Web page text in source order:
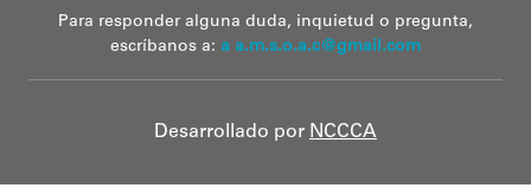
Para responder alguna duda, inquietud o pregunta,
escríbanos a: a a.m.s.o.a.c@gmail.com
Desarrollado por NCCCA